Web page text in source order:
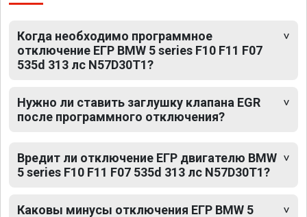
Когда необходимо программное
отключение ЕГР BMW 5 series F10 F11 F07
535d 313 лс N57D30T1?
Нужно ли ставить заглушку клапана EGR
после программного отключения?
Вредит ли отключение ЕГР двигателю BMW
5 series F10 F11 F07 535d 313 лс N57D30T1?
Каковы минусы отключения ЕГР BMW 5